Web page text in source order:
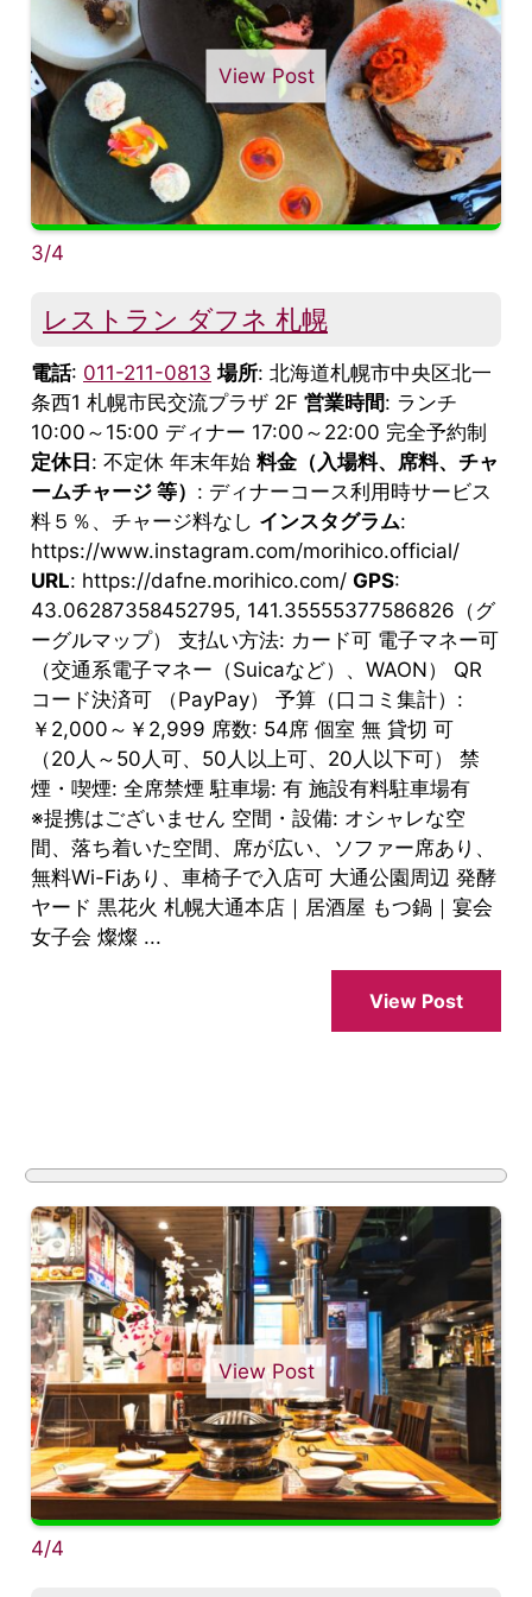
View Post
3/4
レストラン ダフネ 札幌
電話: 011-211-0813 場所: 北海道札幌市中央区北一
条西1 札幌市民交流プラザ 2F 営業時間: ランチ
10:00～15:00 ディナー 17:00～22:00 完全予約制
定休日: 不定休 年末年始 料金（入場料、席料、チャ
ームチャージ 等） : ディナーコース利用時サービス
料５％、チャージ料なし インスタグラム:
https://www.instagram.com/morihico.official/
URL: https://dafne.morihico.com/ GPS:
43.06287358452795, 141.35555377586826（グ
ーグルマップ） 支払い方法: カード可 電子マネー可
（交通系電子マネー（Suicaなど）、WAON） QR
コード決済可 （PayPay） 予算（口コミ集計）:
￥2,000～￥2,999 席数: 54席 個室 無 貸切 可
（20人～50人可、50人以上可、20人以下可） 禁
煙・喫煙: 全席禁煙 駐車場: 有 施設有料駐車場有
※提携はございません 空間・設備: オシャレな空
間、落ち着いた空間、席が広い、ソファー席あり、
無料Wi-Fiあり、車椅子で入店可 大通公園周辺 発酵
ヤード 黒花火 札幌大通本店｜居酒屋 もつ鍋｜宴会
女子会 燦燦 ...
View Post
View Post
4/4